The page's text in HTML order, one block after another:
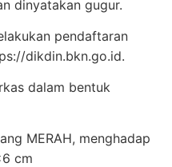
dinyatakan gugur.
pendaftaran
dikdin.bkn.go.id.
dalam bentuk
MERAH, menghadap
cm